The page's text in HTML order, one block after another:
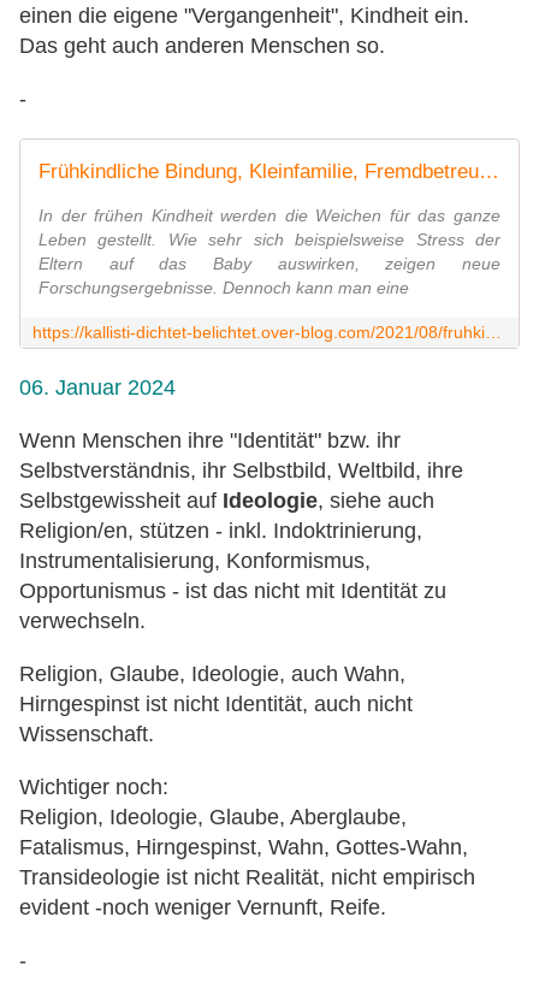
einen die eigene "Vergangenheit", Kindheit ein.
Das geht auch anderen Menschen so.
-
Frühkindliche Bindung, Kleinfamilie, Fremdbetreuung, Prägung, Entwicklung - Sabeth schreibt - Lebenskunst für Laien
In der frühen Kindheit werden die Weichen für das ganze
Leben gestellt. Wie sehr sich beispielsweise Stress der
Eltern auf das Baby auswirken, zeigen neue
Forschungsergebnisse. Dennoch kann man eine
06. Januar 2024
Wenn Menschen ihre "Identität" bzw. ihr
Selbstverständnis, ihr Selbstbild, Weltbild, ihre
Selbstgewissheit auf Ideologie, siehe auch
Religion/en, stützen - inkl. Indoktrinierung,
Instrumentalisierung, Konformismus,
Opportunismus - ist das nicht mit Identität zu
verwechseln.
Religion, Glaube, Ideologie, auch Wahn,
Hirngespinst ist nicht Identität, auch nicht
Wissenschaft.
Wichtiger noch:
Religion, Ideologie, Glaube, Aberglaube,
Fatalismus, Hirngespinst, Wahn, Gottes-Wahn,
Transideologie ist nicht Realität, nicht empirisch
evident -noch weniger Vernunft, Reife.
-